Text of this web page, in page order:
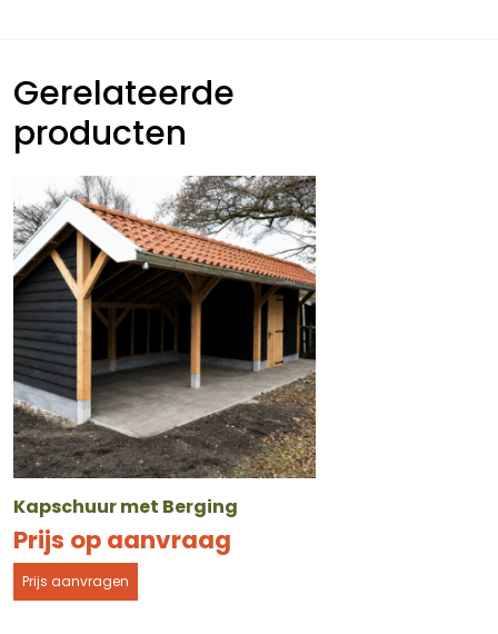
Gerelateerde
producten
Kapschuur met Berging
Prijs op aanvraag
Prijs aanvragen